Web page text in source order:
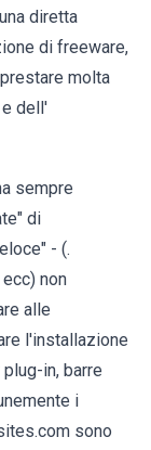
diretta
di freeware,
molta
dell'
sempre
di
- (.
non
alle
l'installazione
in, barre
i
sono